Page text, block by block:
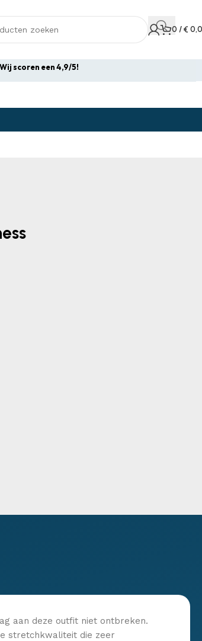
0 /€
scoren een 4,9/5!
aan deze outfit niet ontbreken.
stretchkwaliteit die zeer